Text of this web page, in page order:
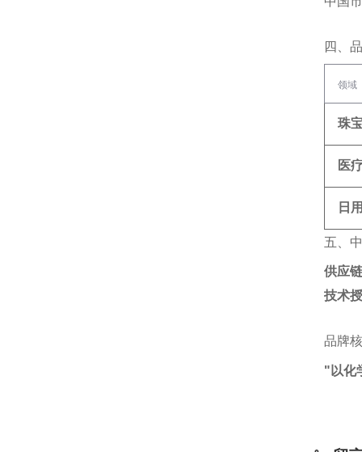
四、
领域
珠
医
日
五、
供应
技术
品牌
"以化